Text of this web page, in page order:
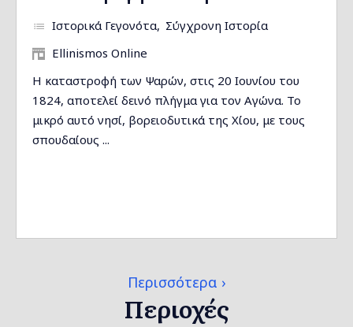
Ιστορικά Γεγονότα Σύγχρονη Ιστορία
Ellinismos Online
Η καταστροφή των Ψαρών, στις 20 Ιουνίου του
1824, αποτελεί δεινό πλήγμα για τον Αγώνα. Το
μικρό αυτό νησί, βορειοδυτικά της Χίου, με τους
σπουδαίους ...
Περισσότερα
Περιοχές